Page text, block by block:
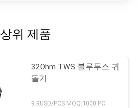
상위 제품
32Ohm TWS 블루투스 귀
돌기
9.9USD/PCS MOQ:1000 PC